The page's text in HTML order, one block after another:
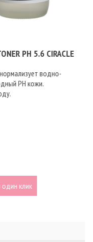
PH 5.6 CIRACLE
водно-
PH кожи.
один клик